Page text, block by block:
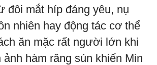
đôi mắt híp đáng yêu, nụ
nhiên hay động tác cơ thể
ăn mặc rất người lớn khi
ảnh hàm răng sún khiến Min